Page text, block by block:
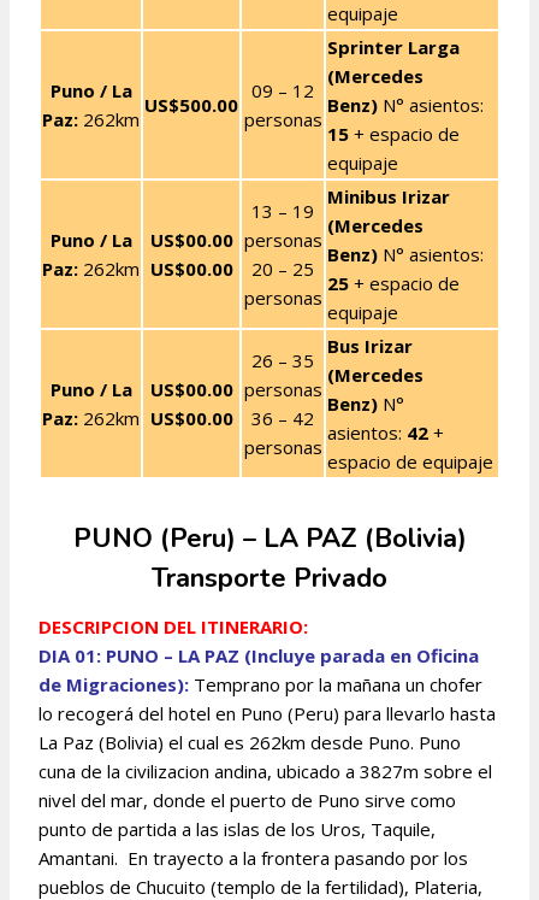
equipaje
Puno / La
Paz: 262km
US$500.00
09 – 12
personas
Sprinter Larga
(Mercedes
Benz) N° asientos:
15 + espacio de
equipaje
Puno / La
Paz: 262km
US$00.00
US$00.00
13 – 19
personas
20 – 25
personas
Minibus Irizar
(Mercedes
Benz) N° asientos:
25 + espacio de
equipaje
Puno / La
Paz: 262km
US$00.00
US$00.00
26 – 35
personas
36 – 42
personas
Bus Irizar
(Mercedes
Benz) N°
asientos: 42 +
espacio de equipaje
PUNO (Peru) – LA PAZ (Bolivia)
Transporte Privado
DESCRIPCION DEL ITINERARIO:
DIA 01: PUNO – LA PAZ (Incluye parada en Oficina
de Migraciones): Temprano por la mañana un chofer
lo recogerá del hotel en Puno (Peru) para llevarlo hasta
La Paz (Bolivia) el cual es 262km desde Puno. Puno
cuna de la civilizacion andina, ubicado a 3827m sobre el
nivel del mar, donde el puerto de Puno sirve como
punto de partida a las islas de los Uros, Taquile,
Amantani. En trayecto a la frontera pasando por los
pueblos de Chucuito (templo de la fertilidad), Plateria,